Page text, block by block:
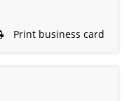
Print business card